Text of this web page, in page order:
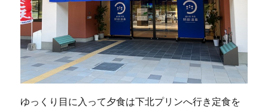
ゆっくり目に入って夕食は下北プリンへ行き定食を